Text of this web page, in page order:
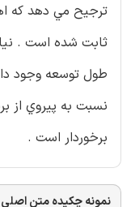
ترجيح مي دهد كه
ثابت شده است .
طول توسعه وجود
نسبت به پيروي از
برخوردار است .
نمونه چکیده متن اصلی